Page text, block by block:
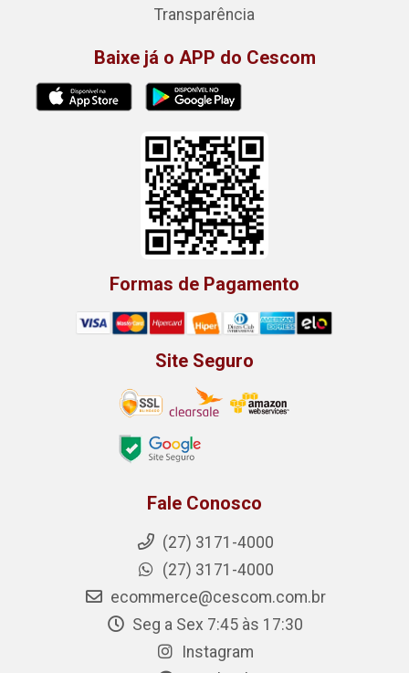
Transparência
Baixe já o APP do Cescom
Formas de Pagamento
Site Seguro
Fale Conosco
(27) 3171-4000
(27) 3171-4000
ecommerce@cescom.com.br
Seg a Sex 7:45 às 17:30
Instagram